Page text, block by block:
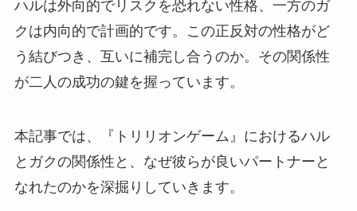
ハルは外向的でリスクを恐れない性格、一方のガ
クは内向的で計画的です。この正反対の性格がど
う結びつき、互いに補完し合うのか。その関係性
が二人の成功の鍵を握っています。
本記事では、『トリリオンゲーム』におけるハル
とガクの関係性と、なぜ彼らが良いパートナーと
なれたのかを深掘りしていきます。